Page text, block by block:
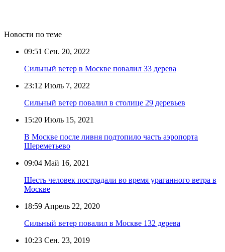
Новости по теме
09:51 Сен. 20, 2022
Сильный ветер в Москве повалил 33 дерева
23:12 Июль 7, 2022
Сильный ветер повалил в столице 29 деревьев
15:20 Июль 15, 2021
В Москве после ливня подтопило часть аэропорта
Шереметьево
09:04 Май 16, 2021
Шесть человек пострадали во время ураганного ветра в
Москве
18:59 Апрель 22, 2020
Сильный ветер повалил в Москве 132 дерева
10:23 Сен. 23, 2019